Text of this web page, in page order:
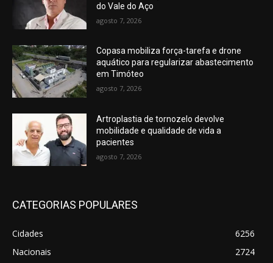
do Vale do Aço
agosto 7, 2026
Copasa mobiliza força-tarefa e drone
aquático para regularizar abastecimento
em Timóteo
agosto 7, 2026
Artroplastia de tornozelo devolve
mobilidade e qualidade de vida a
pacientes
agosto 7, 2026
CATEGORIAS POPULARES
Cidades
6256
Nacionais
2724